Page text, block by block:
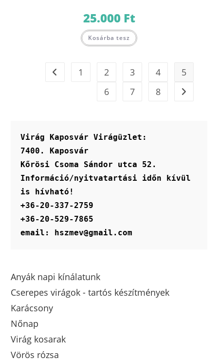
25.000 Ft
Kosárba tesz
1 2 3 4
5
6
7 8
Virág Kaposvár Virágüzlet:
7400. Kaposvár
Kőrösi Csoma Sándor utca 52.
Információ/nyitvatartási időn kívül
is hívható!
+36-20-337-2759
+36-20-529-7865
email: hszmev@gmail.com
Anyák napi kínálatunk
Cserepes virágok - tartós készítmények
Karácsony
Nőnap
Virág kosarak
Vörös rózsa